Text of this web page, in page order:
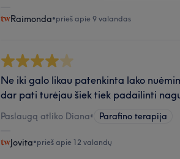
Raimonda•prieš apie 9 valandas
Ne iki galo likau patenkinta lako
dar pati turėjau šiek tiek padailinti
Paslaugą atliko Diana• Parafino terapija
Jovita•prieš apie 12 valandų